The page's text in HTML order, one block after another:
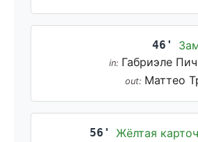
46'
in: Габриэле
out: Маттео
56'
Жёлтая